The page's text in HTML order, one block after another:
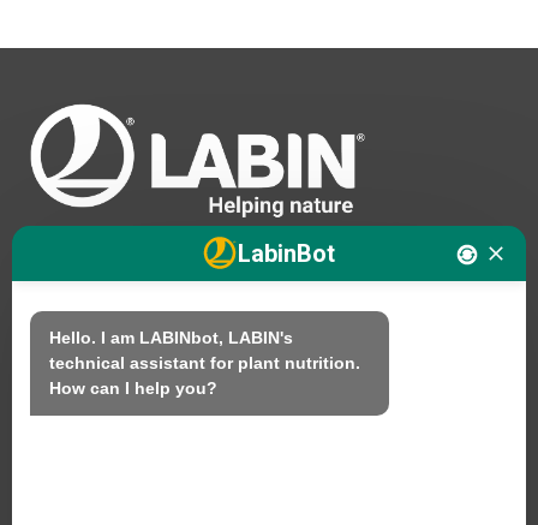
Nós
Produtos
LabinBot
Hello. I am LABINbot, LABIN's
technical assistant for plant nutrition.
How can I help you?